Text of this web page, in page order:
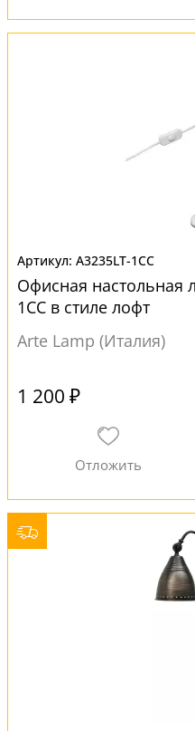
A3235LT-1CC
Офисная настольная
1CC в стиле лофт
Arte Lamp (Италия)
1 200 ₽